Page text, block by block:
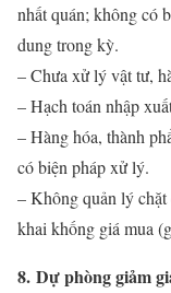
nhất quán; không có
dung trong kỳ.
– Chưa xử lý vật tư,
– Hạch toán nhập
– Hàng hóa, thành
có biện pháp xử lý.
– Không quản lý chặt
khai khống giá mua
8. Dự phòng giảm